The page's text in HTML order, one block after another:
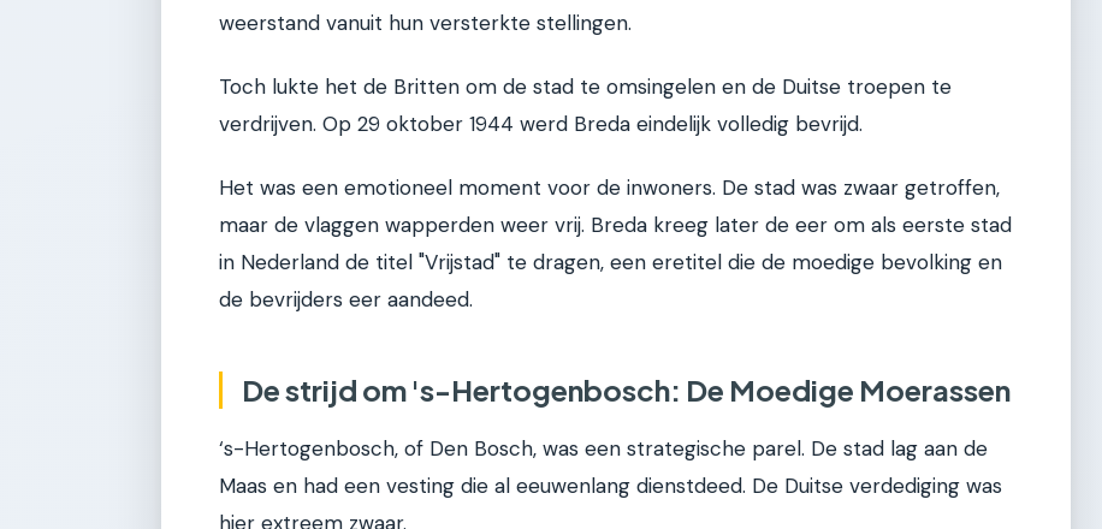
weerstand vanuit hun versterkte stellingen.
Toch lukte het de Britten om de stad te omsingelen en de Duitse troepen te
verdrijven. Op 29 oktober 1944 werd Breda eindelijk volledig bevrijd.
Het was een emotioneel moment voor de inwoners. De stad was zwaar getroffen,
maar de vlaggen wapperden weer vrij. Breda kreeg later de eer om als eerste stad
in Nederland de titel "Vrijstad" te dragen, een eretitel die de moedige bevolking en
de bevrijders eer aandeed.
De strijd om 's-Hertogenbosch: De Moedige Moerassen
‘s-Hertogenbosch, of Den Bosch, was een strategische parel. De stad lag aan de
Maas en had een vesting die al eeuwenlang dienstdeed. De Duitse verdediging was
hier extreem zwaar.